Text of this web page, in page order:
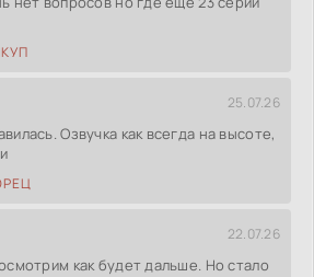
25.07.26
Озвучка как всегда на высоте,
22.07.26
как будет дальше. Но стало